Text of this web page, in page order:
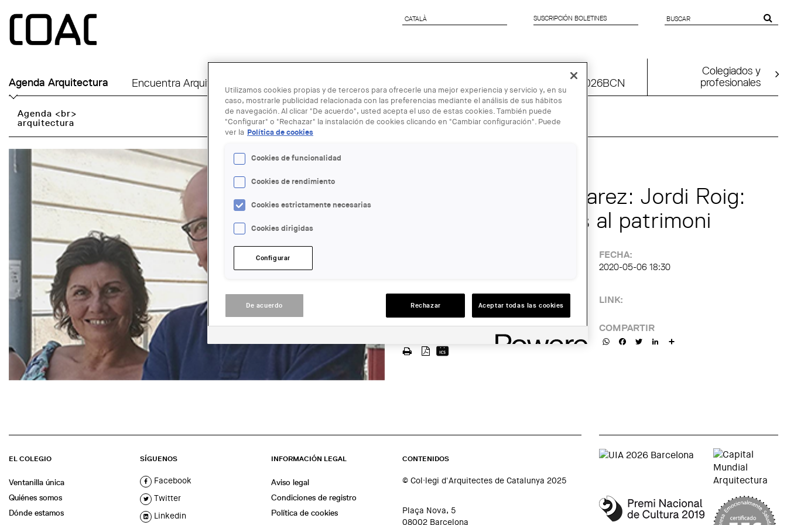
CATALÀ
CATALÀ SUSCRIPCIÓN BOLETINES
FORM
Agenda Arquitectura Encuentra Arquitecto UIA2026BCN
Colegiados y
profesionales
Agenda <br>
arquitectura
Cicle Fernando Álvarez: Jordi Roig:
Dues intervencions al patrimoni
LUGAR:
En línia
FECHA:
2020-05-06 18:30
LINK:
COMPARTIR
WhatsAppFacebookTwitterLinkedIn
EL COLEGIO
Ventanilla única
Quiénes somos
Dónde estamos
SÍGUENOS
Facebook
Twitter
Linkedin
INFORMACIÓN LEGAL
Aviso legal
Condiciones de registro
Política de cookies
CONTENIDOS
© Col·legi d'Arquitectes de Catalunya 2025
Plaça Nova, 5
08002 Barcelona
Utilizamos cookies propias y de terceros para ofrecerle una mejor experiencia y servicio y, en su
caso, mostrarle publicidad relacionada con las preferencias mediante el análisis de sus hábitos
de navegación. Al clicar "De acuerdo", usted acepta el uso de estas cookies. También puede
"Configurar" o "Rechazar" la instalación de cookies clicando en "Cambiar configuración". Puede
ver la Política de cookies
Cookies de funcionalidad
Cookies de rendimiento
Cookies estrictamente necesarias
Cookies dirigidas
Configurar
De acuerdo Rechazar Aceptar todas las cookies